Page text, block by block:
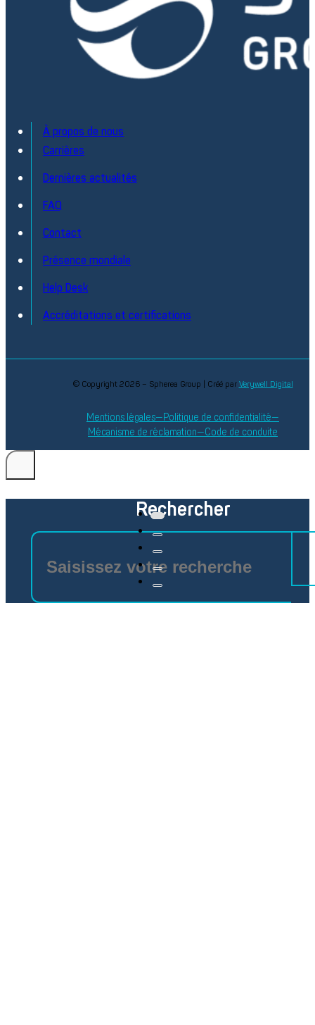
Vaste expérience en matière de tests grâce à notre
À propos de nous
Carrières
Dernières actualités
FAQ
Contact
Présence mondiale
Help Desk
Accréditations et certifications
© Copyright 2026 – Spherea Group | Créé par Verywell Digital
Mentions légales
Politique de confidentialité
Mécanisme de réclamation
Code de conduite
Rechercher